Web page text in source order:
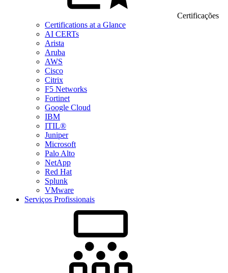
Certificações
Certifications at a Glance
AI CERTs
Arista
Aruba
AWS
Cisco
Citrix
F5 Networks
Fortinet
Google Cloud
IBM
ITIL®
Juniper
Microsoft
Palo Alto
NetApp
Red Hat
Splunk
VMware
Serviços Profissionais